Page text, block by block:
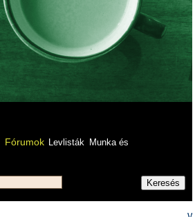
Fórumok Levlisták
Munka és